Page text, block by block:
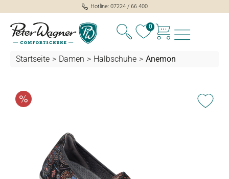
springen
Hotline: 07224 / 66 400
0
Startseite > Damen > Halbschuhe > Anemon
Bildergalerie überspringen